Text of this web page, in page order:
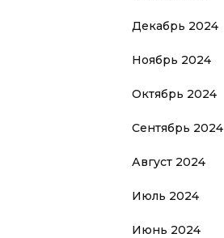
Декабрь 2024
Ноябрь 2024
Октябрь 2024
Сентябрь 2024
Август 2024
Июль 2024
Июнь 2024